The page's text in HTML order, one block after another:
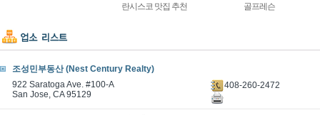
란시스코 맛집 추천
골프레슨
조성민부동산 (Nest Century Realty)
922 Saratoga Ave. #100-A
San Jose, CA 95129
408-260-2472